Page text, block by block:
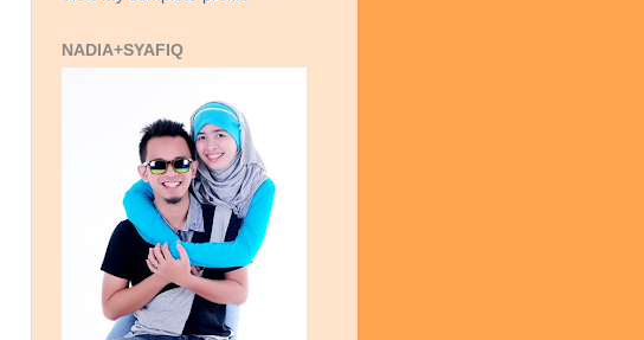
NADIA+SYAFIQ